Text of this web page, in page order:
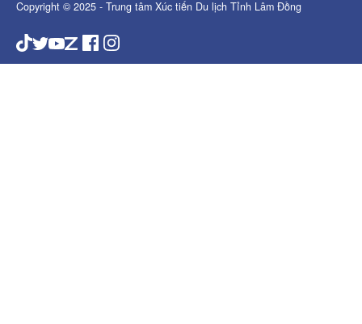
Copyright © 2025 - Trung tâm Xúc tiến Du lịch Tỉnh Lâm Đồng